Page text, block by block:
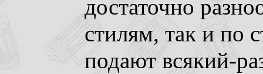
достаточно
стилям, так и по
подают всякий-